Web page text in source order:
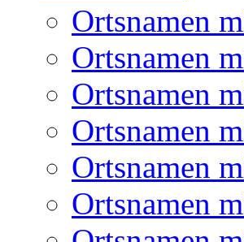
Ortsnamen
Ortsnamen
Ortsnamen
Ortsnamen
Ortsnamen
Ortsnamen